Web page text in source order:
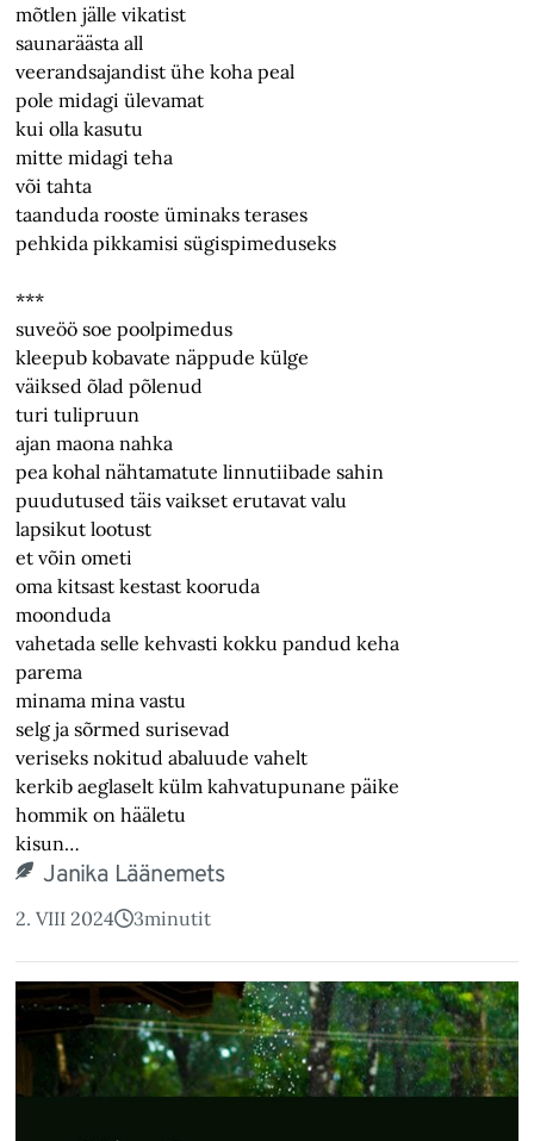
mõtlen jälle vikatist
saunaräästa all
veerandsajandist ühe koha peal
pole midagi ülevamat
kui olla kasutu
mitte midagi teha
või tahta
taanduda rooste üminaks terases
pehkida pikkamisi sügispimeduseks
***
suveöö soe poolpimedus
kleepub kobavate näppude külge
väiksed õlad põlenud
turi tulipruun
ajan maona nahka
pea kohal nähtamatute linnutiibade sahin
puudutused täis vaikset erutavat valu
lapsikut lootust
et võin ometi
oma kitsast kestast kooruda
moonduda
vahetada selle kehvasti kokku pandud keha
parema
minama mina vastu
selg ja sõrmed surisevad
veriseks nokitud abaluude vahelt
kerkib aeglaselt külm kahvatupunane päike
hommik on hääletu
kisun…
Janika Läänemets
2. VIII 2024 3minutit